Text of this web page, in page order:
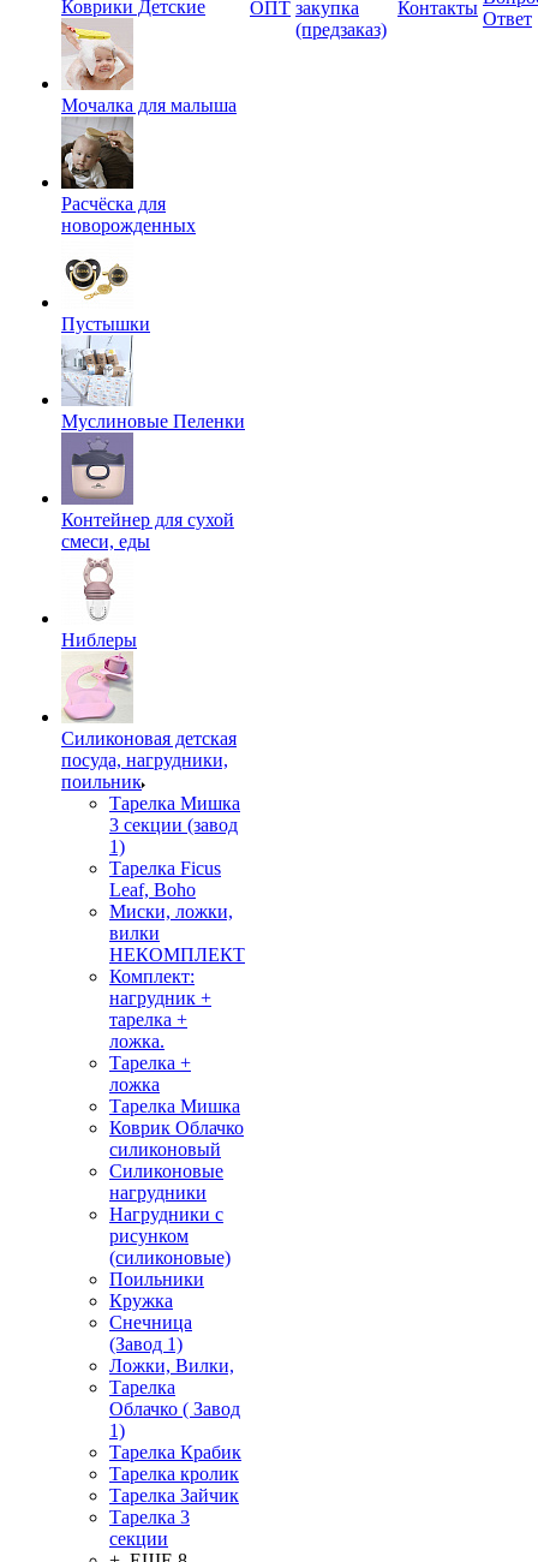
Коврики Детские
Мочалка для малыша
Расчёска для
новорожденных
Пустышки
Муслиновые Пеленки
Контейнер для сухой
смеси, еды
Ниблеры
Силиконовая детская
посуда, нагрудники,
поильник
Тарелка Мишка
3 секции (завод
1)
Тарелка Ficus
Leaf, Boho
Миски, ложки,
вилки
НЕКОМПЛЕКТ
Комплект:
нагрудник +
тарелка +
ложка.
Тарелка +
ложка
Тарелка Мишка
Коврик Облачко
силиконовый
Силиконовые
нагрудники
Нагрудники с
рисунком
(силиконовые)
Поильники
Кружка
Снечница
(Завод 1)
Ложки, Вилки,
Тарелка
Облачко ( Завод
1)
Тарелка Крабик
Тарелка кролик
Тарелка Зайчик
Тарелка 3
секции
ОПТ закупка
(предзаказ)
Контакты
Ответ